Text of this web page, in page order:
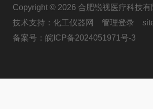
Copyright © 2026 合肥锐视医疗科技有
技术支持： 化工仪器网 管理登录
备案号： 皖ICP备2024051971号-3